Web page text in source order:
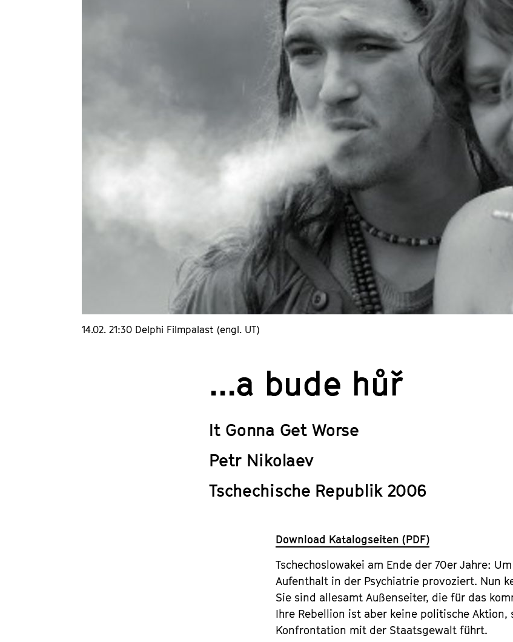
14.02. 21:30 Delphi Filmpalast (engl. UT)
...a bude hůř
It Gonna Get Worse
Petr Nikolaev
Tschechische Republik 2006
Download Katalogseiten (PDF)
Tschechoslowakei am Ende der 70er Jahre:
Aufenthalt in der Psychiatrie provoziert. Nun
Sie sind allesamt Außenseiter, die für das
Ihre Rebellion ist aber keine politische
Konfrontation mit der Staatsgewalt führt.